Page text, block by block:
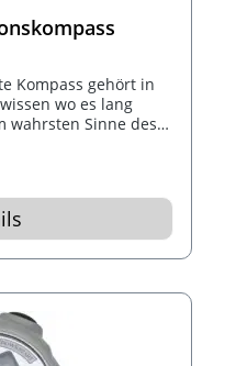
Kompass gehört in
wo es lang
wahrsten Sinne des
den rechten Weg.